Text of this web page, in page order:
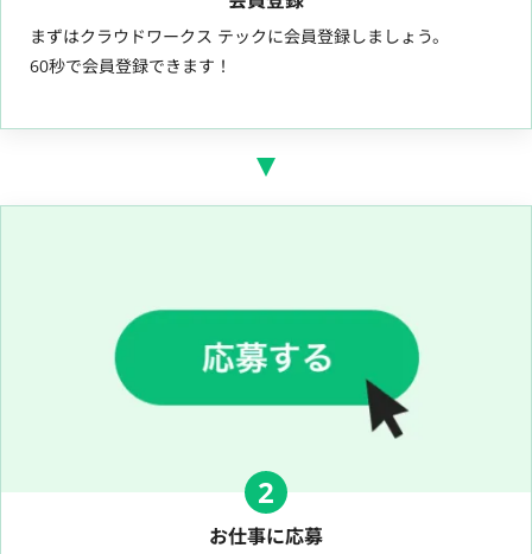
まずはクラウドワークス テックに会員登録しましょう。
60秒で会員登録できます！
2
お仕事に応募